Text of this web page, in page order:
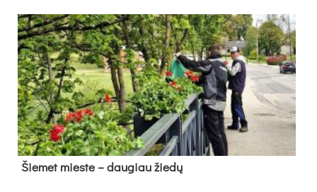
Šie­met mies­te – dau­giau žie­dų